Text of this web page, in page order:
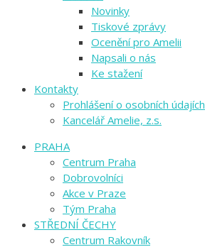
Novinky
Tiskové zprávy
Ocenění pro Amelii
Napsali o nás
Ke stažení
Kontakty
Prohlášení o osobních údajích
Kancelář Amelie, z.s.
PRAHA
Centrum Praha
Dobrovolníci
Akce v Praze
Tým Praha
STŘEDNÍ ČECHY
Centrum Rakovník